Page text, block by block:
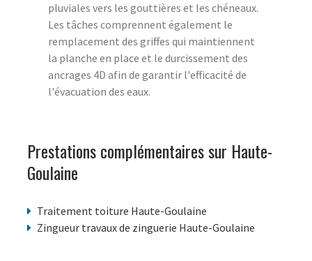
pluviales vers les gouttières et les chéneaux.
Les tâches comprennent également le
remplacement des griffes qui maintiennent
la planche en place et le durcissement des
ancrages 4D afin de garantir l'efficacité de
l'évacuation des eaux.
Prestations complémentaires sur Haute-
Goulaine
Traitement toiture Haute-Goulaine
Zingueur travaux de zinguerie Haute-Goulaine